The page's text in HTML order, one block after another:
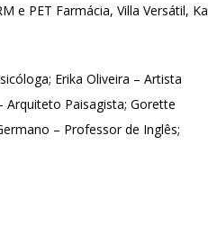
e PET Farmácia, Villa Versátil, Ka
Erika Oliveira – Artista
Arquiteto Paisagista; Gorette
– Professor de Inglês;